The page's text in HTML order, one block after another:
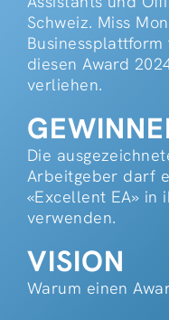
Schweiz. Miss
diesen Award
verliehen.
Die
Arbeitgeber darf
«Excellent EA» in
verwenden.
VISION
Warum einen